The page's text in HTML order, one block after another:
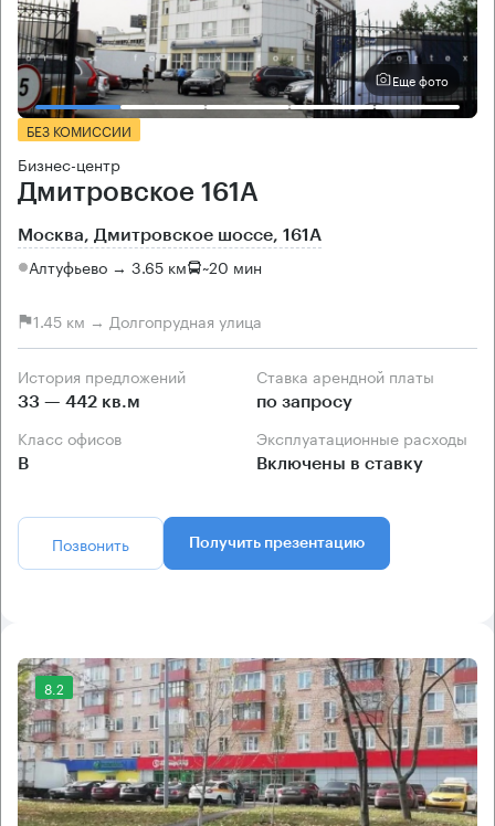
Еще фото
БЕЗ КОМИССИИ
Бизнес-центр
Дмитровское 161А
Москва, Дмитровское шоссе, 161А
Алтуфьево → 3.65 км ~20 мин
1.45 км → Долгопрудная улица
История предложений
33 — 442 кв.м
Ставка арендной платы
по запросу
Класс офисов
B
Эксплуатационные расходы
Включены в ставку
Позвонить Получить презентацию
8.2